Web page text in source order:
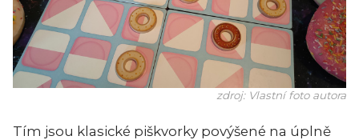
zdroj: Vlastní foto autora
Tím jsou klasické piškvorky povýšené na úplně